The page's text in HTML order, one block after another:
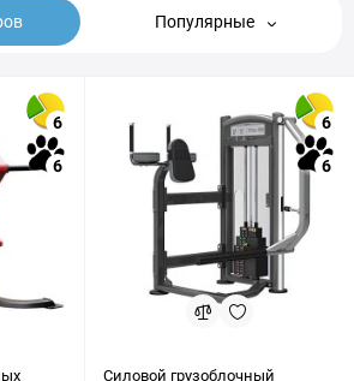
Популярные
6
6
6
6
Силовой грузоблочный